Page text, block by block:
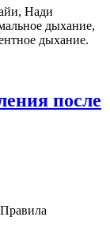
Нади
дыхание,
дыхание.
после